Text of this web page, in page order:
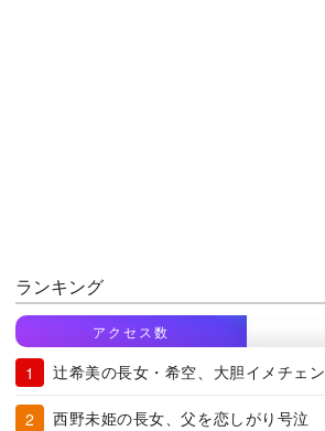
ランキング
アクセス数
辻希美の長女・希空、大胆イメチェン
西野未姫の長女、父を恋しがり号泣